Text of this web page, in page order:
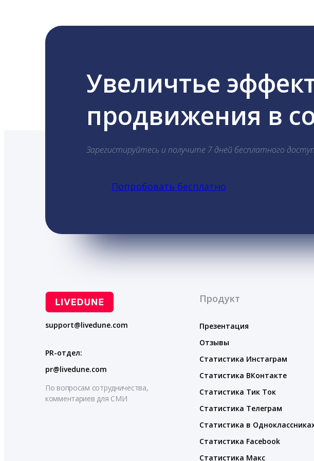
Увеличтье
продвижения в
Зарегистируйтесь и получите 7 дней бесплатного
Попробовать бесплатно
support@livedune.com
PR-отдел:
pr@livedune.com
По вопросам сотрудничества,
комментариев для СМИ
Продукт
Презентация
Отзывы
Статистика Инстаграм
Статистика ВКонтакте
Статистика Тик Ток
Статистика Телеграм
Статистика в
Статистика Facebook
Статистика Макс